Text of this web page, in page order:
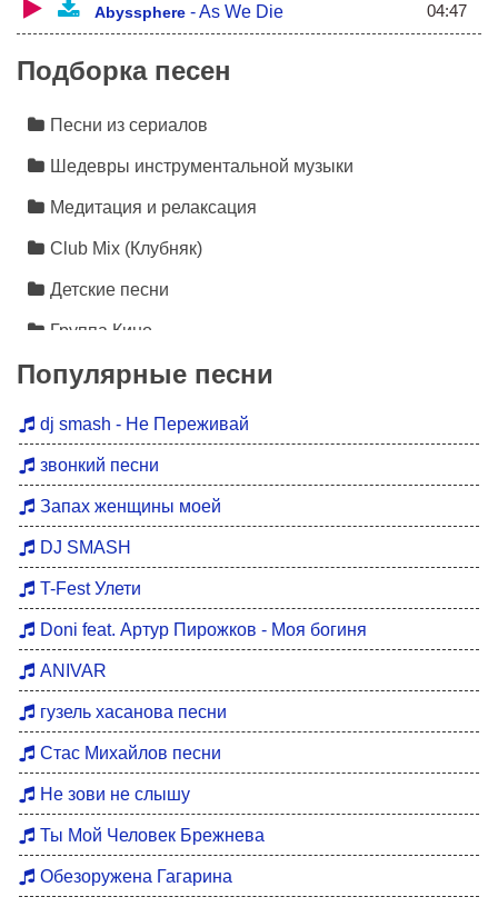
Abyssphere -As We Die 04:47
Подборка песен
Песни из сериалов
Шедевры инструментальной музыки
Медитация и релаксация
Club Mix (Клубняк)
Детские песни
Группа Кино
Лезгинка
Инструментальная музыка
Песни про любовь
Дискотека 90
Хиты 80
Восточные хиты
Мотивация для тренировок
DFM Remix
Популярные песни
dj smash - Не Переживай
звонкий песни
Запах женщины моей
DJ SMASH
T-Fest Улети
Doni feat. Артур Пирожков - Моя богиня
ANIVAR
гузель хасанова песни
Стас Михайлов песни
Не зови не слышу
Ты Мой Человек Брежнева
Обезоружена Гагарина